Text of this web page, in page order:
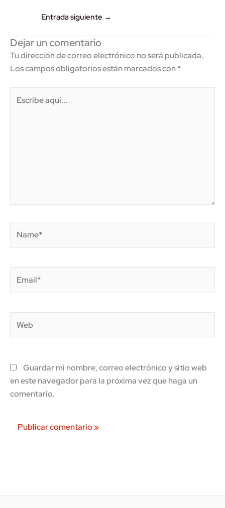
Entrada siguiente →
Dejar un comentario
Tu dirección de correo electrónico no será publicada.
Los campos obligatorios están marcados con *
aquí...
Guardar mi nombre, correo electrónico y sitio web
en este navegador para la próxima vez que haga un
comentario.